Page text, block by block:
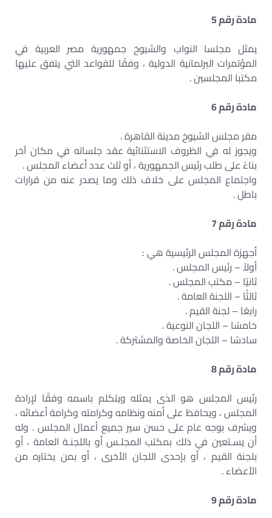
مادة رقم 5
يمثل مجلسا النواب والشيوخ جمهورية مصر العربية في
المؤتمرات البرلمانية الدولية ، وفقًا للقواعد التي يتفق عليها
مكتبا المجلسين .
مادة رقم 6
مقر مجلس الشيوخ مدينة القاهرة .
ويجوز له في الظروف الاستثنائية عقد جلساته في مكان آخر
بناءً على طلب رئيس الجمهورية ، أو ثلث عدد أعضاء المجلس .
واجتماع المجلس على خلاف ذلك وما يصدر عنه من قرارات
باطل .
مادة رقم 7
أجهزة المجلس الرئيسية هي :
أولاً – رئيس المجلس .
ثانيًا – مكتب المجلس .
ثالثًا – اللجنة العامة .
رابعًا – لجنة القيم .
خامسًا – اللجان النوعية .
سادسًا – اللجان الخاصة والمشتركة .
مادة رقم 8
رئيس المجلس هو الذى يمثله ويتكلم باسمه وفقًا لإرادة
المجلس ، ويحافظ على أمنه ونظامه وكرامته وكرامة أعضائه ،
ويشرف بوجه عام على حسن سير جميع أعمال المجلس . وله
أن يسـتعين في ذلك بمكتب المجلـس أو باللجنـة العامة ، أو
بلجنة القيم ، أو بإحدى اللجان الأخرى ، أو بمن يختاره من
الأعضاء .
مادة رقم 9